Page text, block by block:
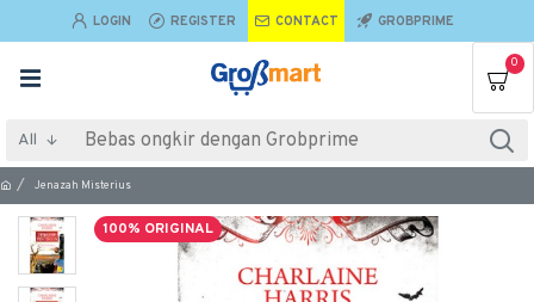
LOGIN REGISTER CONTACT GROBPRIME
0
All
Jenazah Misterius
100% ORIGINAL